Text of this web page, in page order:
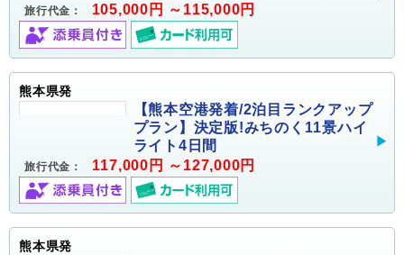
旅行代金： 105,000円 ～115,000円
熊本県発
【熊本空港発着/2泊目ランクアップ
プラン】決定版!みちのく11景ハイ
ライト4日間
旅行代金： 117,000円 ～127,000円
熊本県発